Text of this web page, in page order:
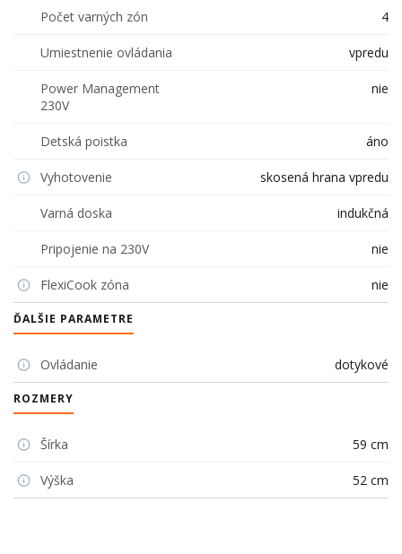
Počet varných zón 4
Umiestnenie ovládania vpredu
Power Management
230V
nie
Detská poistka áno
Vyhotovenie skosená hrana vpredu
Varná doska indukčná
Pripojenie na 230V nie
FlexiCook zóna nie
ĎALŠIE PARAMETRE
Ovládanie dotykové
ROZMERY
Šírka 59 cm
Výška 52 cm